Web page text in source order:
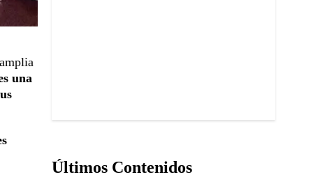
una
Últimos Contenidos